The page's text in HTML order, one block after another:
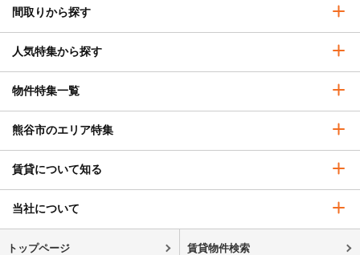
間取りから探す
人気特集から探す
物件特集一覧
熊谷市のエリア特集
賃貸について知る
当社について
トップページ 賃貸物件検索